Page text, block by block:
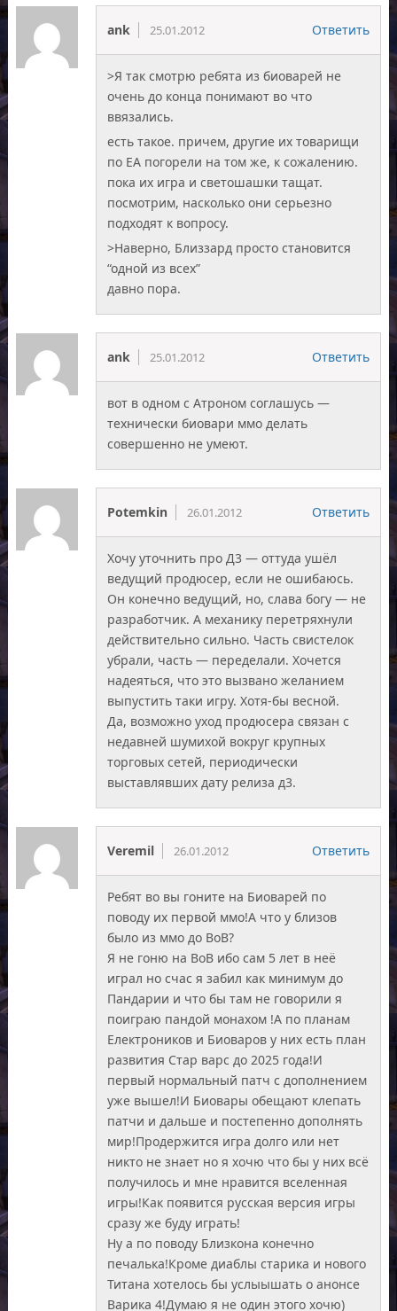
ank 25.01.2012 Ответить
>Я так смотрю ребята из биоварей не
очень до конца понимают во что
ввязались.
есть такое. причем, другие их товарищи
по EA погорели на том же, к сожалению.
пока их игра и светошашки тащат.
посмотрим, насколько они серьезно
подходят к вопросу.
>Наверно, Близзард просто становится
“одной из всех”
давно пора.
ank 25.01.2012 Ответить
вот в одном с Атроном соглашусь —
технически биовари ммо делать
совершенно не умеют.
Potemkin 26.01.2012 Ответить
Хочу уточнить про Д3 — оттуда ушёл
ведущий продюсер, если не ошибаюсь.
Он конечно ведущий, но, слава богу — не
разработчик. А механику перетряхнули
действительно сильно. Часть свистелок
убрали, часть — переделали. Хочется
надеяться, что это вызвано желанием
выпустить таки игру. Хотя-бы весной.
Да, возможно уход продюсера связан с
недавней шумихой вокруг крупных
торговых сетей, периодически
выставлявших дату релиза д3.
Veremil 26.01.2012 Ответить
Ребят во вы гоните на Биоварей по
поводу их первой ммо!А что у близов
было из ммо до ВоВ?
Я не гоню на ВоВ ибо сам 5 лет в неё
играл но счас я забил как минимум до
Пандарии и что бы там не говорили я
поиграю пандой монахом !А по планам
Електроников и Биоваров у них есть план
развития Стар варс до 2025 года!И
первый нормальный патч с дополнением
уже вышел!И Биовары обещают клепать
патчи и дальше и постепенно дополнять
мир!Продержится игра долго или нет
никто не знает но я хочю что бы у них всё
получилось и мне нравится вселенная
игры!Как появится русская версия игры
сразу же буду играть!
Ну а по поводу Близкона конечно
печалька!Кроме диаблы старика и нового
Титана хотелось бы услыышать о анонсе
Варика 4!Думаю я не один этого хочю)